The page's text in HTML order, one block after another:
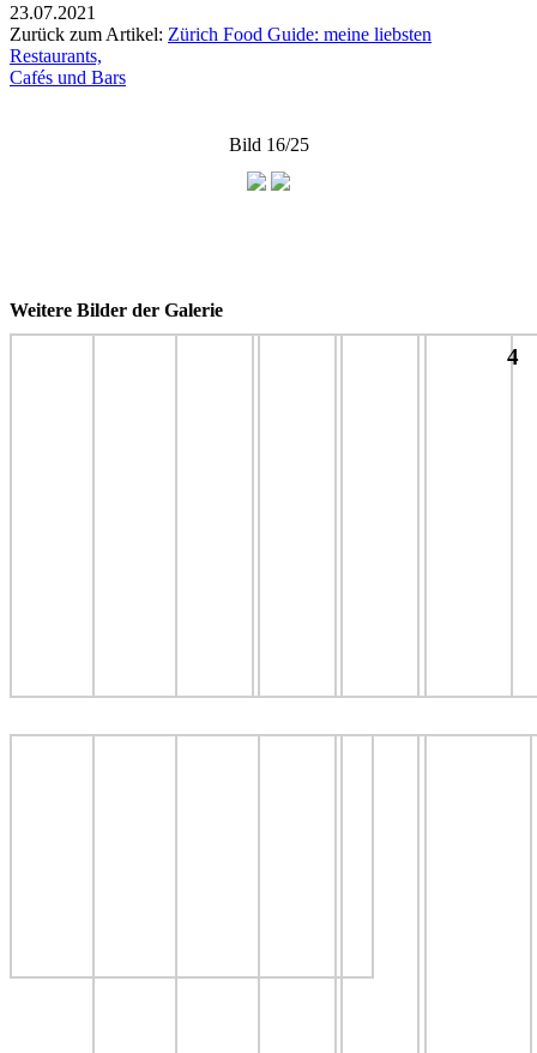
23.07.2021
Zurück zum Artikel: Zürich Food Guide: meine liebsten
Restaurants,
Cafés und Bars
Bild 16/25
Weitere Bilder der Galerie
4